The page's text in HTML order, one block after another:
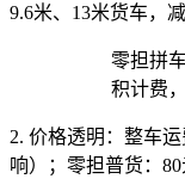
9.6米、13米货车，
零担拼
积计费
2. 价格透明： 整车运
响）；零担普货：80